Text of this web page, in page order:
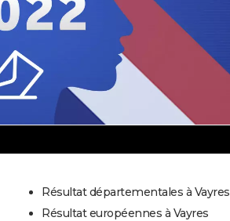
Résultat départementales à Vayres
Résultat européennes à Vayres